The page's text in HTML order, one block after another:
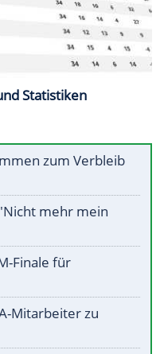
Statistiken
zum Verbleib
mehr mein
Finale für
Mitarbeiter zu